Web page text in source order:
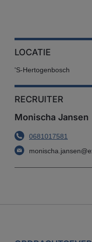
LOCATIE
's-Hertogenbosch
RECRUITER
Monischa Jansen
0681017581